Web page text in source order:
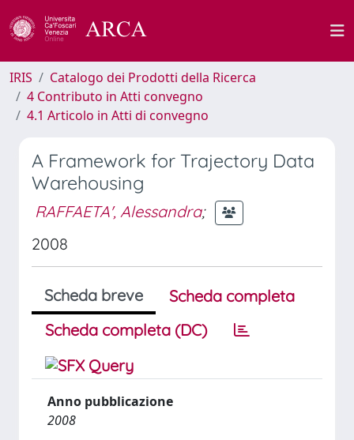
IRIS
Catalogo dei Prodotti della Ricerca
4 Contributo in Atti convegno
4.1 Articolo in Atti di convegno
A Framework for Trajectory Data
Warehousing
RAFFAETA', Alessandra;
2008
Scheda breve
Scheda completa
Scheda completa (DC)
Anno pubblicazione
2008